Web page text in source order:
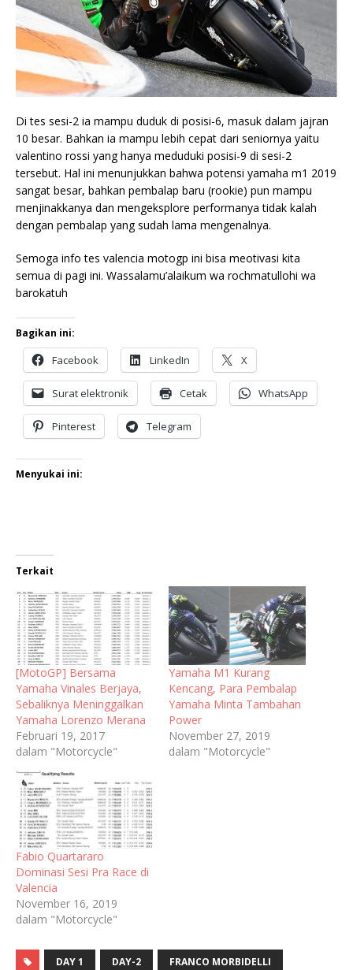
Di tes sesi-2 ia mampu duduk di posisi-6, masuk dalam jajran
10 besar. Bahkan ia mampu lebih cepat dari seniornya yaitu
valentino rossi yang hanya meduduki posisi-9 di sesi-2
tersebut. Hal ini menunjukkan bahwa potensi yamaha m1 2019
sangat besar, bahkan pembalap baru (rookie) pun mampu
menjinakkanya dan mengeksplore performanya tidak kalah
dengan pembalap yang sudah lama mengenalnya.
Semoga info tes valencia motogp ini bisa meotivasi kita
semua di pagi ini. Wassalamu’alaikum wa rochmatullohi wa
barokatuh
Bagikan ini:
Facebook LinkedIn X
Surat elektronik Cetak WhatsApp
Pinterest Telegram
Menyukai ini:
Terkait
[MotoGP] Bersama
Yamaha Vinales Berjaya,
Sebaliknya Meninggalkan
Yamaha Lorenzo Merana
Februari 19, 2017
dalam "Motorcycle"
Yamaha M1 Kurang
Kencang, Para Pembalap
Yamaha Minta Tambahan
Power
November 27, 2019
dalam "Motorcycle"
Fabio Quartararo
Dominasi Sesi Pra Race di
Valencia
November 16, 2019
dalam "Motorcycle"
DAY 1 DAY-2 FRANCO MORBIDELLI